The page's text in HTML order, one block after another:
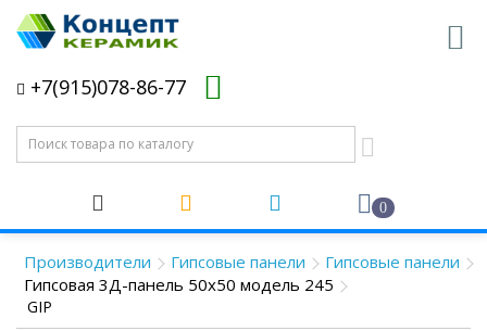
+7(915)078-86-77
0
Производители Гипсовые панели
Гипсовые панели
Гипсовая 3Д-панель 50x50 модель 245
GIP